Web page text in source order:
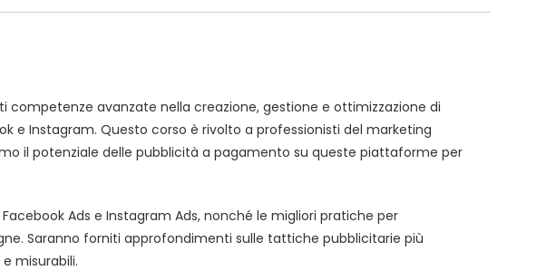
competenze avanzate nella creazione, gestione e ottimizzazione di
e Instagram. Questo corso è rivolto a professionisti del marketing
il potenziale delle pubblicità a pagamento su queste piattaforme per
Ads e Instagram Ads, nonché le migliori pratiche per
Saranno forniti approfondimenti sulle tattiche pubblicitarie più
misurabili.